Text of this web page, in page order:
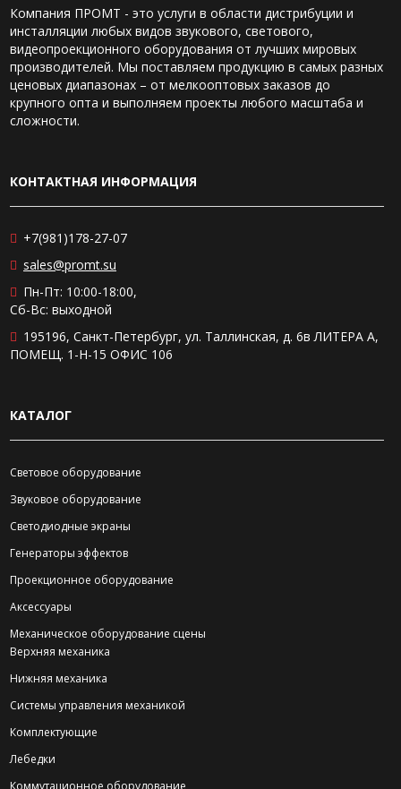
Компания ПРОМТ - это услуги в области дистрибуции и
инсталляции любых видов звукового, светового,
видеопроекционного оборудования от лучших мировых
производителей. Мы поставляем продукцию в самых разных
ценовых диапазонах – от мелкооптовых заказов до
крупного опта и выполняем проекты любого масштаба и
сложности.
КОНТАКТНАЯ ИНФОРМАЦИЯ
+7(981)178-27-07
sales@promt.su
Пн-Пт: 10:00-18:00,
Сб-Вс: выходной
195196, Санкт-Петербург, ул. Таллинская, д. 6в ЛИТЕРА А,
ПОМЕЩ. 1-Н-15 ОФИС 106
КАТАЛОГ
Световое оборудование
Звуковое оборудование
Светодиодные экраны
Генераторы эффектов
Проекционное оборудование
Аксессуары
Механическое оборудование сцены
Верхняя механика
Нижняя механика
Системы управления механикой
Комплектующие
Лебедки
Коммутационное оборудование